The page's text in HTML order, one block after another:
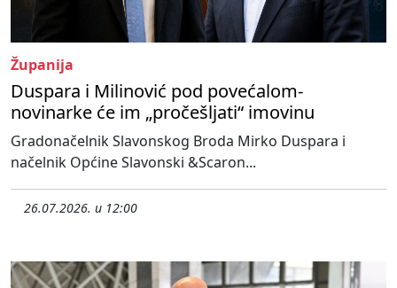
Županija
Duspara i Milinović pod povećalom-
novinarke će im „pročešljati“ imovinu
Gradonačelnik Slavonskog Broda Mirko Duspara i
načelnik Općine Slavonski &Scaron...
26.07.2026. u 12:00